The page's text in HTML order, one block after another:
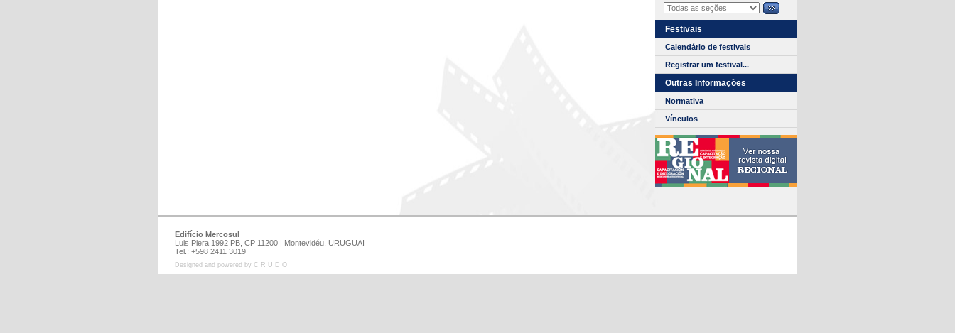
Festivais
Calendário de festivais
Registrar um festival...
Outras Informações
Normativa
Vínculos
Edifício Mercosul
Luis Piera 1992 PB, CP 11200 | Montevidéu, URUGUAI
Tel.: +598 2411 3019
Designed and powered by C R U D O